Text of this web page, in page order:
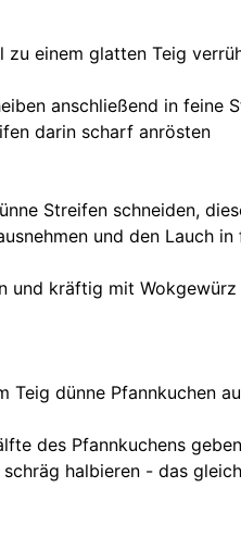
einem glatten Teig
anschließend in feine
darin scharf anrösten
Streifen schneiden,
und den Lauch
und kräftig mit
dünne Pfannkuchen
des Pfannkuchens
halbieren - das